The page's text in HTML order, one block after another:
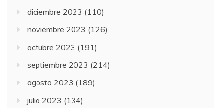
diciembre 2023 (110)
noviembre 2023 (126)
octubre 2023 (191)
septiembre 2023 (214)
agosto 2023 (189)
julio 2023 (134)